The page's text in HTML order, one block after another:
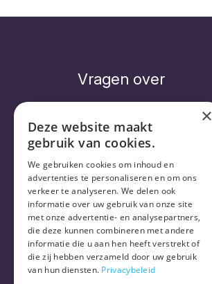
Vragen over
Veelgestelde vragen
Abonnement
Levering
×
Deze website maakt
gebruik van cookies.
We gebruiken cookies om inhoud en
advertenties te personaliseren en om ons
verkeer te analyseren. We delen ook
informatie over uw gebruik van onze site
met onze advertentie- en analysepartners,
die deze kunnen combineren met andere
informatie die u aan hen heeft verstrekt of
die zij hebben verzameld door uw gebruik
van hun diensten. Privacybeleid